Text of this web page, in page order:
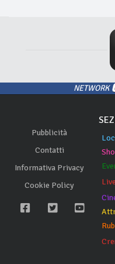
NETWORK
Pubblicità
Contatti
Informativa Privacy
Cookie Policy
Live